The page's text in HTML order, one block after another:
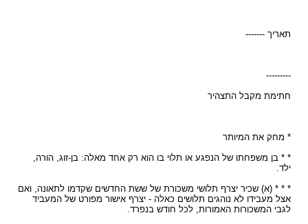
תאריך -------
---------
חתימת מקבל התצהיר
* מחק את המיותר
* * בן משפחתו של הנפגע או תלוי בו הוא רק אחד מאלה: בן-זוג, הורה,
ילד.
* * * (א) שכיר יצרף תלושי משכורת של ששת החדשים שקדמו לתאונה, ואם
אצל מעבידו לא נוהגים תלושים כאלה - יצרף אישור מפורט של המעביד
לגבי המשכורות האמורות, לכל חודש בנפרד.